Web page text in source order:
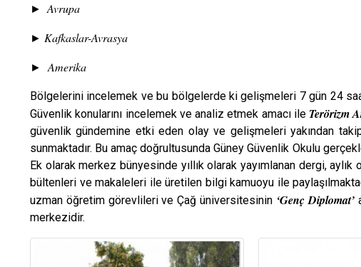
►Avrupa
► Kafkaslar-Avrasya
► Amerika
Bölgelerini incelemek ve bu bölgelerde ki gelişmeleri 7 gün 24
Güvenlik konularını incelemek ve analiz etmek amacı ile Terörizm
güvenlik gündemine etki eden olay ve gelişmeleri yakından
sunmaktadır. Bu amaç doğrultusunda Güney Güvenlik Okulu
Ek olarak merkez bünyesinde yıllık olarak yayımlanan dergi,
bültenleri ve makaleleri ile üretilen bilgi kamuoyu ile
uzman öğretim görevlileri ve Çağ üniversitesinin ‘Genç Diplomat’
merkezidir.